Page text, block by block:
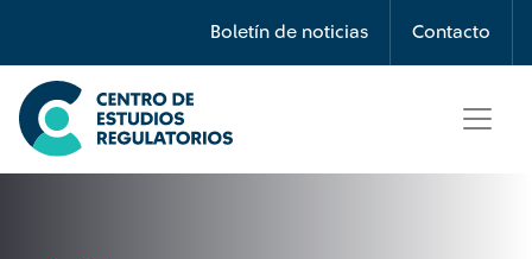
Boletín de noticias Contacto
Búsqueda
Seleccione país